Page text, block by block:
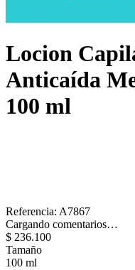
Locion
Anticaída
100 ml
Referencia: A7867
Cargando comentarios…
$ 236.100
Tamaño
100 ml